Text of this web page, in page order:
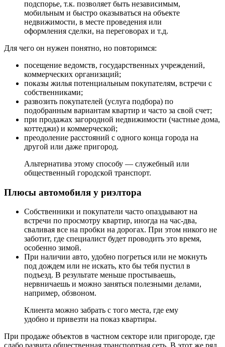
подспорье, т.к. позволяет быть независимым,
мобильным и быстро оказываться на объекте
недвижимости, в месте проведения или
оформления сделки, на переговорах и т.д.
Для чего он нужен понятно, но повторимся:
посещение ведомств, государственных учреждений,
коммерческих организаций;
показы жилья потенциальным покупателям, встречи с
собственниками;
развозить покупателей (услуга подбора) по
подобранным вариантам квартир и часто за свой счет;
при продажах загородной недвижимости (частные дома,
коттеджи) и коммерческой;
преодоление расстояний с одного конца города на
другой или даже пригород.
Альтернатива этому способу — служебный или
общественный городской транспорт.
Плюсы автомобиля у риэлтора
Собственники и покупатели часто опаздывают на
встречи по просмотру квартир, иногда на час-два,
сваливая все на пробки на дорогах. При этом никого не
заботит, где специалист будет проводить это время,
особенно зимой.
При наличии авто, удобно погреться или не мокнуть
под дождем или не искать, кто бы тебя пустил в
подъезд. В результате меньше простываешь,
нервничаешь и можно заняться полезными делами,
например, обзвоном.
Клиента можно забрать с того места, где ему
удобно и привезти на показ квартиры.
При продаже объектов в частном секторе или пригороде, где